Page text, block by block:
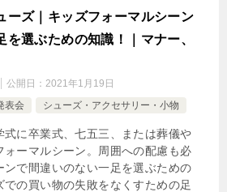
ーズ｜キッズフォーマルシーン
を選ぶための知識！｜マナー、
公開日： 2021年1月19日
表会 シューズ・アクセサリー・小物
式に卒業式、七五三、または葬儀や
ォーマルシーン。周囲への配慮も必
ンで間違いのない一足を選ぶための
の買い物の失敗をなくすための足